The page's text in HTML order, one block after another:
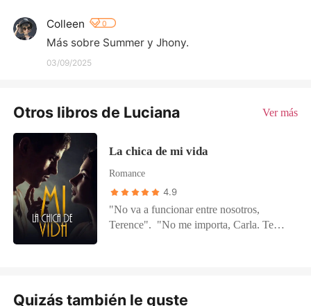
Colleen 0
Más sobre Summer y Jhony.
03/09/2025
Otros libros de Luciana Ver más
La chica de mi vida
Romance
4.9
"No va a funcionar entre nosotros,
Terence". "No me importa, Carla. Te
todo había cambiado. Todo parecía
Quizás también le guste